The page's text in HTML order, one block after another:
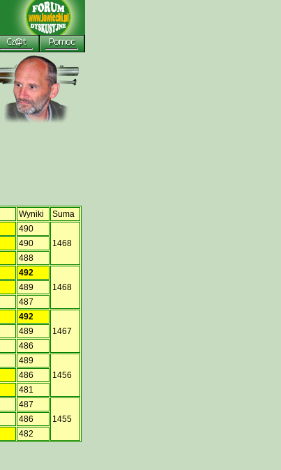
Wyniki Suma
490
1468
490
488
492
1468
489
487
492
1467
489
486
489
1456
486
481
487
1455
486
482